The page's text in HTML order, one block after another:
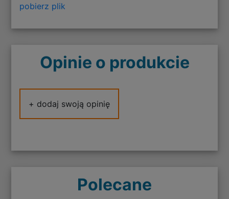
pobierz plik
Opinie o produkcie
+ dodaj swoją opinię
Polecane